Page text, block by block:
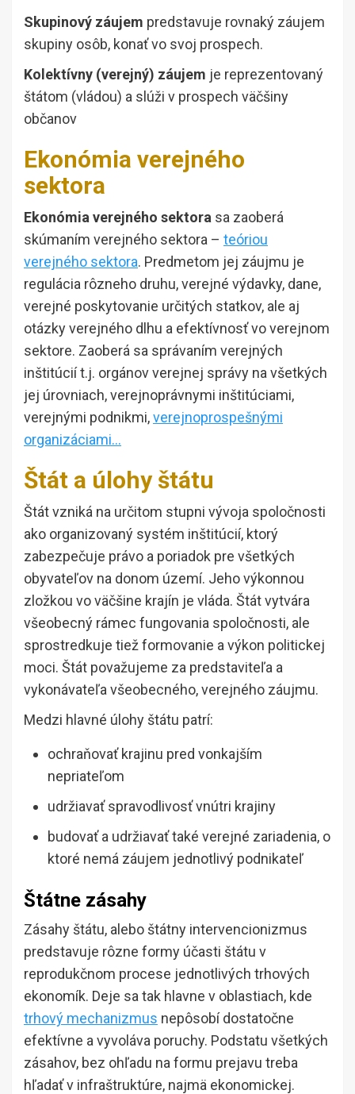
Skupinový záujem predstavuje rovnaký záujem
skupiny osôb, konať vo svoj prospech.
Kolektívny (verejný) záujem je reprezentovaný
štátom (vládou) a slúži v prospech väčšiny
občanov
Ekonómia verejného
sektora
Ekonómia verejného sektora sa zaoberá
skúmaním verejného sektora – teóriou
verejného sektora. Predmetom jej záujmu je
regulácia rôzneho druhu, verejné výdavky, dane,
verejné poskytovanie určitých statkov, ale aj
otázky verejného dlhu a efektívnosť vo verejnom
sektore. Zaoberá sa správaním verejných
inštitúcií t.j. orgánov verejnej správy na všetkých
jej úrovniach, verejnoprávnymi inštitúciami,
verejnými podnikmi,verejnoprospešnými
organizáciami…
Štát a úlohy štátu
Štát vzniká na určitom stupni vývoja spoločnosti
ako organizovaný systém inštitúcií, ktorý
zabezpečuje právo a poriadok pre všetkých
obyvateľov na donom území. Jeho výkonnou
zložkou vo väčšine krajín je vláda. Štát vytvára
všeobecný rámec fungovania spoločnosti, ale
sprostredkuje tiež formovanie a výkon politickej
moci. Štát považujeme za predstaviteľa a
vykonávateľa všeobecného, verejného záujmu.
Medzi hlavné úlohy štátu patrí:
ochraňovať krajinu pred vonkajším
nepriateľom
udržiavať spravodlivosť vnútri krajiny
budovať a udržiavať také verejné zariadenia, o
ktoré nemá záujem jednotlivý podnikateľ
Štátne zásahy
Zásahy štátu, alebo štátny intervencionizmus
predstavuje rôzne formy účasti štátu v
reprodukčnom procese jednotlivých trhových
ekonomík. Deje sa tak hlavne v oblastiach, kde
trhový mechanizmus nepôsobí dostatočne
efektívne a vyvoláva poruchy. Podstatu všetkých
zásahov, bez ohľadu na formu prejavu treba
hľadať v infraštruktúre, najmä ekonomickej.